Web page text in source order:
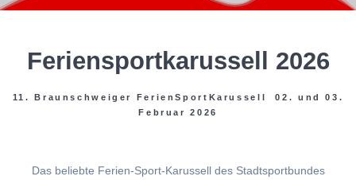
Feriensportkarussell 2026
11. Braunschweiger FerienSportKarussell 02. und 03.
Februar 2026
Das beliebte Ferien-Sport-Karussell des Stadtsportbundes